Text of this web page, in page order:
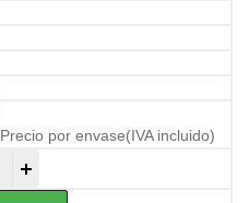
Precio por envase(IVA incluido)